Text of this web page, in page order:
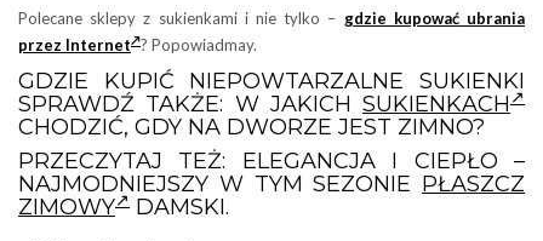
Polecane sklepy z sukienkami i nie tylko – gdzie kupować ubrania
przez Internet ? Popowiadmay.
GDZIE KUPIĆ NIEPOWTARZALNE SUKIENKI
SPRAWDŹ TAKŻE: W JAKICH SUKIENKACH
CHODZIĆ, GDY NA DWORZE JEST ZIMNO?
PRZECZYTAJ TEŻ: ELEGANCJA I CIEPŁO –
NAJMODNIEJSZY W TYM SEZONIE PŁASZCZ
ZIMOWY
DAMSKI.